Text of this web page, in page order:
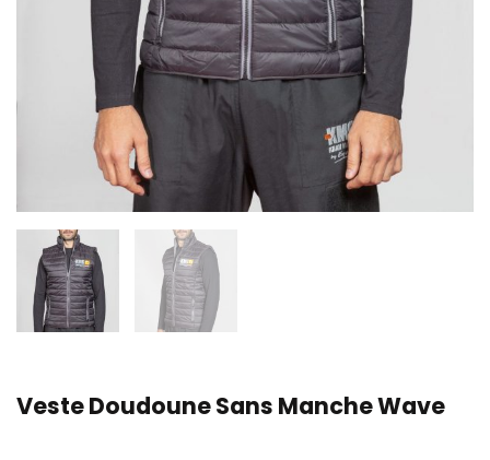
Veste Doudoune Sans Manche Wave